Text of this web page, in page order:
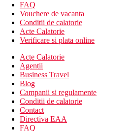
FAQ
Vouchere de vacanta
Conditii de calatorie
Acte Calatorie
Verificare si plata online
Acte Calatorie
Agentii
Business Travel
Blog
Campanii si regulamente
Conditii de calatorie
Contact
Directiva EAA
FAQ